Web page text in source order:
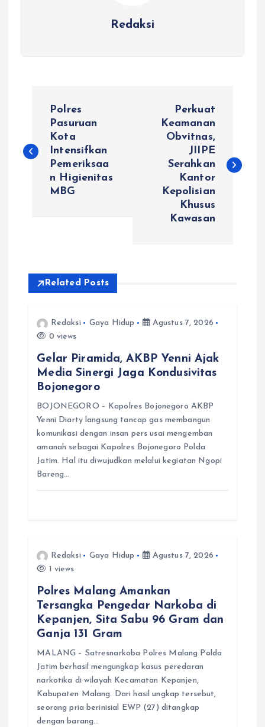
Redaksi
v
s
Polres
Pasuruan
Kota
Intensifkan
Pemeriksaa
n Higienitas
MBG
Perkuat
Keamanan
Obvitnas,
JIIPE
Serahkan
Kantor
Kepolisian
Khusus
Kawasan
Related Posts
Redaksi Gaya Hidup
Agustus 7, 2026
0 views
Gelar Piramida, AKBP Yenni Ajak
Media Sinergi Jaga Kondusivitas
Bojonegoro
BOJONEGORO – Kapolres Bojonegoro AKBP
Yenni Diarty langsung tancap gas membangun
komunikasi dengan insan pers usai mengemban
amanah sebagai Kapolres Bojonegoro Polda
Jatim. Hal itu diwujudkan melalui kegiatan Ngopi
Bareng…
Redaksi Gaya Hidup
Agustus 7, 2026
1 views
Polres Malang Amankan
Tersangka Pengedar Narkoba di
Kepanjen, Sita Sabu 96 Gram dan
Ganja 131 Gram
MALANG – Satresnarkoba Polres Malang Polda
Jatim berhasil mengungkap kasus peredaran
narkotika di wilayah Kecamatan Kepanjen,
Kabupaten Malang. Dari hasil ungkap tersebut,
seorang pria berinisial EWP (27) ditangkap
dengan barang…